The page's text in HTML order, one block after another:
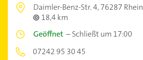
Daimler-Benz-Str. 4,76287
18,4 km
Geöffnet –Schließt um 17:00
07242 95 30 45